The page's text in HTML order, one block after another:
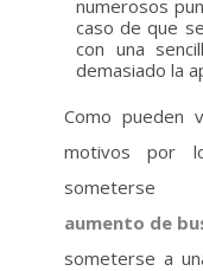
numerosos
caso de que
con una
demasiado la
Como pueden
motivos por
aumento de
someterse a